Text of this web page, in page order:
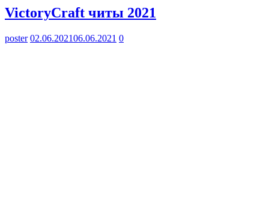
VictoryCraft читы 2021
poster 02.06.202106.06.2021 0